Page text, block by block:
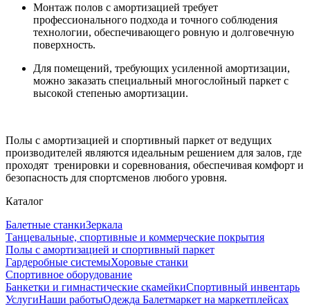
Монтаж полов с амортизацией требует
профессионального подхода и точного соблюдения
технологии, обеспечивающего ровную и долговечную
поверхность.
Для помещений, требующих усиленной амортизации,
можно заказать специальный многослойный паркет с
высокой степенью амортизации.
Полы с амортизацией и спортивный паркет от ведущих
производителей являются идеальным решением для залов, где
проходят тренировки и соревнования, обеспечивая комфорт и
безопасность для спортсменов любого уровня.
Каталог
Балетные станкиЗеркала
Танцевальные, спортивные и коммерческие покрытия
Полы с амортизацией и спортивный паркет
Гардеробные системыХоровые станки
Спортивное оборудование
Банкетки и гимнастические скамейкиСпортивный инвентарь
УслугиНаши работыОдежда Балетмаркет на маркетплейсах